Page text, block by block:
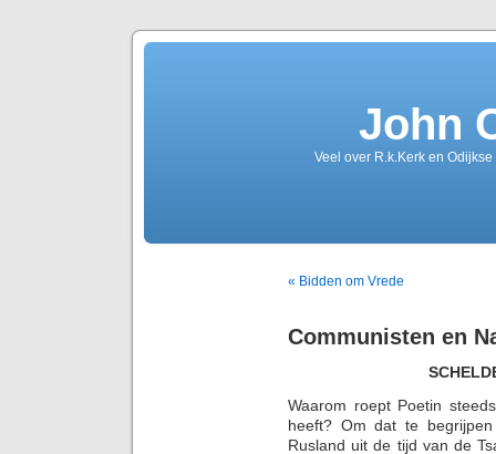
John
Veel over R.k.Kerk en
« Bidden om Vrede
Communisten en
Waarom roept Poetin
heeft? Om dat te
Rusland uit de tijd van de